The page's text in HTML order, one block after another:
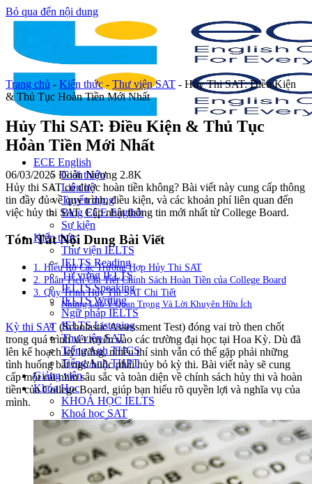
Bỏ qua đến nội dung
ECE English
Giới thiệu
Liên hệ
Tuyển dụng
Blog ECE English
Sự kiện
Kiến thức
Thư viện IELTS
IELTS Reading
Từ vựng IELTS
IELTS Speaking
IELTS Writing
Ngữ pháp IELTS
IELTS Listening
Thư viện SAT
Tiếng Anh THCS
Tiếng Anh THPT
Giảng viên
Khóa Học
KHOÁ HỌC IELTS
Khoá học SAT
IELTS CẤP TỐC
IELTS JUNIOR
KHÓA HỌC PHÁT ÂM
KHOÁ HỌC NGỮ PHÁP
LỚP LUYỆN VIẾT HÈ 2026
Trang chủ - Kiến thức - Thư viện SAT - Hủy Thi SAT: Điều Kiện
& Thủ Tục Hoàn Tiền Mới Nhất
Hủy Thi SAT: Điều Kiện & Thủ Tục
Hoàn Tiền Mới Nhất
06/03/2025 Đoàn Nương 2.8K
Hủy thi SAT có được hoàn tiền không? Bài viết này cung cấp thông
tin đầy đủ về quy trình, điều kiện, và các khoản phí liên quan đến
việc hủy thi SAT. Cập nhật thông tin mới nhất từ College Board.
Tóm Tắt Nội Dung Bài Viết
1. Hiểu Rõ Các Trường Hợp Hủy Thi SAT
2. Phân Tích Chi Tiết Chính Sách Hoàn Tiền của College Board
3. Quy Trình Hủy Thi SAT Chi Tiết
Những Lưu Ý Quan Trọng Và Lời Khuyên Hữu Ích
Kỳ thi SAT (Scholastic Assessment Test) đóng vai trò then chốt
trong quá trình xét tuyển vào các trường đại học tại Hoa Kỳ. Dù đã
lên kế hoạch kỹ lưỡng, nhiều thí sinh vẫn có thể gặp phải những
tình huống bất ngờ buộc phải hủy bỏ kỳ thi. Bài viết này sẽ cung
cấp một cái nhìn sâu sắc và toàn diện về chính sách hủy thi và hoàn
tiền của College Board, giúp bạn hiểu rõ quyền lợi và nghĩa vụ của
mình.